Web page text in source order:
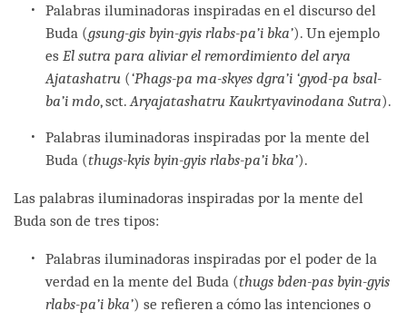
Palabras iluminadoras inspiradas en el discurso del
Buda (gsung-gis byin-gyis rlabs-pa’i bka’). Un ejemplo
es El sutra para aliviar el remordimiento del arya
Ajatashatru (‘Phags-pa ma-skyes dgra’i ‘gyod-pa bsal-
ba’i mdo, sct. Aryajatashatru Kaukrtyavinodana Sutra).
Palabras iluminadoras inspiradas por la mente del
Buda (thugs-kyis byin-gyis rlabs-pa’i bka’).
Las palabras iluminadoras inspiradas por la mente del
Buda son de tres tipos:
Palabras iluminadoras inspiradas por el poder de la
verdad en la mente del Buda (thugs bden-pas byin-gyis
rlabs-pa’i bka’) se refieren a cómo las intenciones o